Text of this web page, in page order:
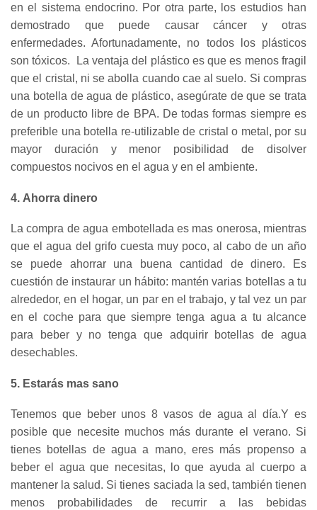
en el sistema endocrino. Por otra parte, los estudios han
demostrado que puede causar cáncer y otras
enfermedades. Afortunadamente, no todos los plásticos
son tóxicos. La ventaja del plástico es que es menos fragil
que el cristal, ni se abolla cuando cae al suelo. Si compras
una botella de agua de plástico, asegúrate de que se trata
de un producto libre de BPA. De todas formas siempre es
preferible una botella re-utilizable de cristal o metal, por su
mayor duración y menor posibilidad de disolver
compuestos nocivos en el agua y en el ambiente.
4. Ahorra dinero
La compra de agua embotellada es mas onerosa, mientras
que el agua del grifo cuesta muy poco, al cabo de un año
se puede ahorrar una buena cantidad de dinero. Es
cuestión de instaurar un hábito: mantén varias botellas a tu
alrededor, en el hogar, un par en el trabajo, y tal vez un par
en el coche para que siempre tenga agua a tu alcance
para beber y no tenga que adquirir botellas de agua
desechables.
5. Estarás mas sano
Tenemos que beber unos 8 vasos de agua al día.Y es
posible que necesite muchos más durante el verano. Si
tienes botellas de agua a mano, eres más propenso a
beber el agua que necesitas, lo que ayuda al cuerpo a
mantener la salud. Si tienes saciada la sed, también tienen
menos probabilidades de recurrir a las bebidas